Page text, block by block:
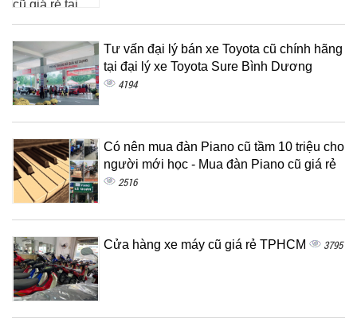
Tư vấn đại lý bán xe Toyota cũ chính hãng
tại đại lý xe Toyota Sure Bình Dương
4194
Có nên mua đàn Piano cũ tầm 10 triệu cho
người mới học - Mua đàn Piano cũ giá rẻ
2516
Cửa hàng xe máy cũ giá rẻ TPHCM 3795